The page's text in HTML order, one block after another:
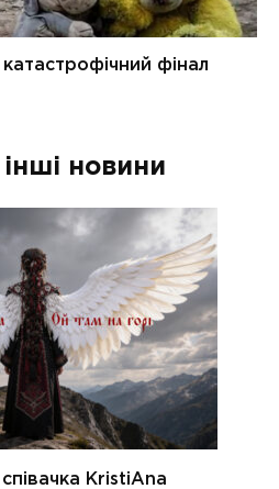
новини
KristiAna